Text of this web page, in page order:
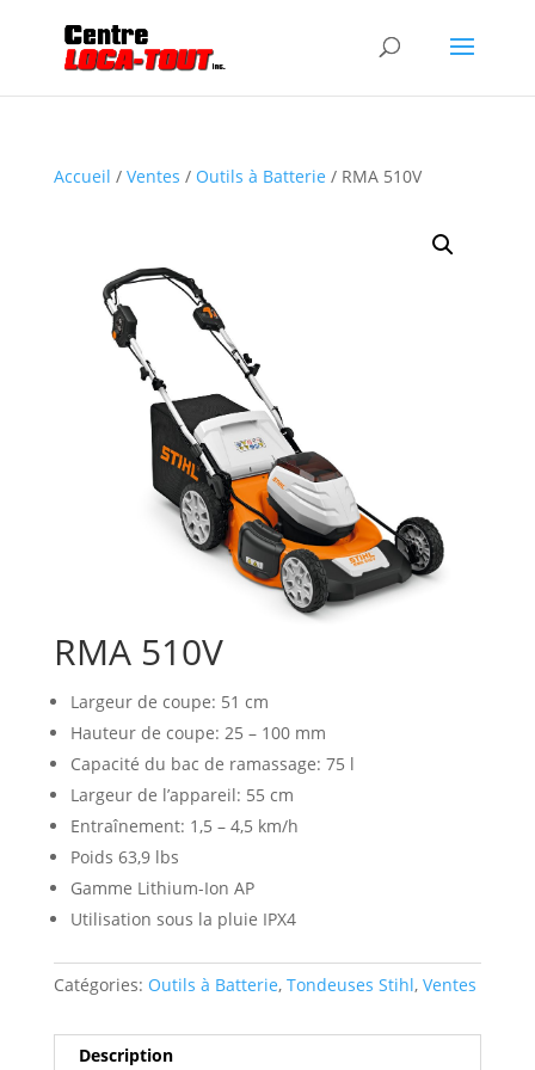
Accueil / Ventes / Outils à Batterie / RMA 510V
RMA 510V
Largeur de coupe: 51 cm
Hauteur de coupe: 25 – 100 mm
Capacité du bac de ramassage: 75 l
Largeur de l’appareil: 55 cm
Entraînement: 1,5 – 4,5 km/h
Poids 63,9 lbs
Gamme Lithium-Ion AP
Utilisation sous la pluie IPX4
Catégories: Outils à Batterie, Tondeuses Stihl, Ventes
Description